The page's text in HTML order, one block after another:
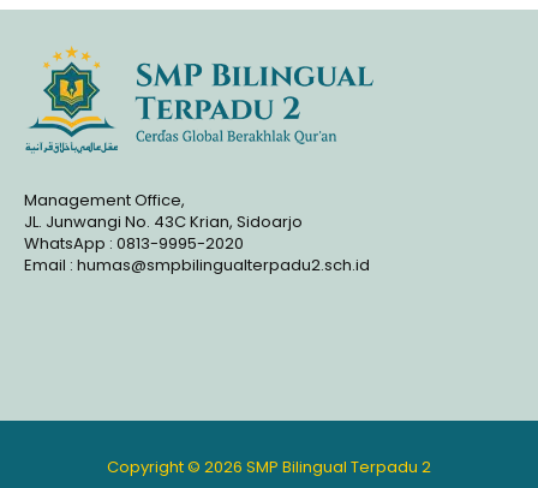
Management Office,
JL. Junwangi No. 43C Krian, Sidoarjo
WhatsApp : 0813-9995-2020
Email : humas@smpbilingualterpadu2.sch.id
Copyright © 2026 SMP Bilingual Terpadu 2